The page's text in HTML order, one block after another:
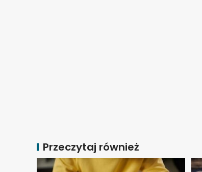
Przeczytaj również